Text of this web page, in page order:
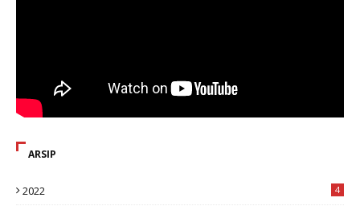
ARSIP
2022 4